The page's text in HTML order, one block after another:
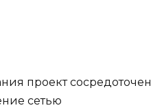
проект сосредоточен
сетью